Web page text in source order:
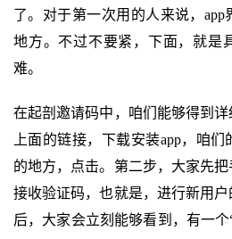
了。对于第一次用的人来说，
地方。不过不要紧，下面，就是
难。
在起剖邀请码中，咱们能够得到
上面的链接，下载安装app，咱
的地方，点击。第二步，大家先
接收验证码，也就是，进行新用
后，大家会立刻能够看到，有一个